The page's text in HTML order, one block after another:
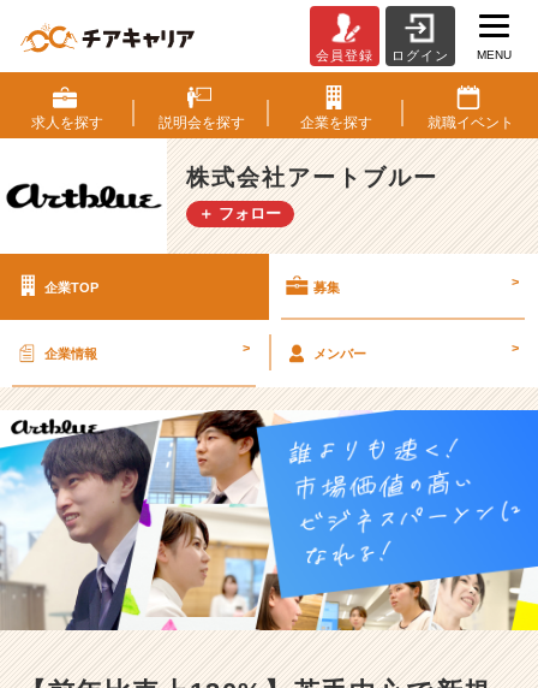
式
会
社
ア
ー
ト
の
求
人
-
【前
年
比
売
上
3
会員登録 ログイン MENU
求人を探す 説明会を探す 企業を探す 就職イベント
株式会社アートブルー
＋ フォロー
企業TOP 募集 >
企業情報 > メンバー >